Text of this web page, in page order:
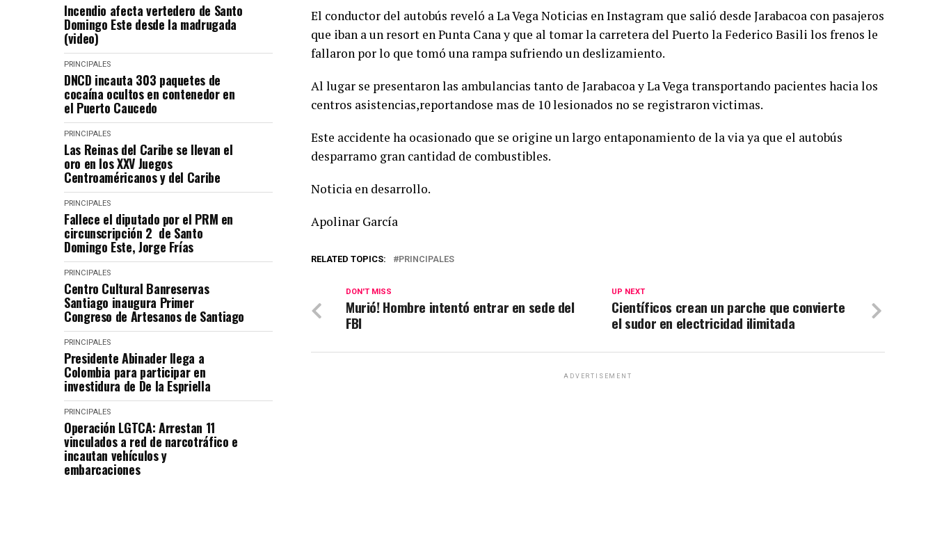
Incendio afecta vertedero de Santo
Domingo Este desde la madrugada
(video)
PRINCIPALES
DNCD incauta 303 paquetes de
cocaína ocultos en contenedor en
el Puerto Caucedo
PRINCIPALES
Las Reinas del Caribe se llevan el
oro en los XXV Juegos
Centroaméricanos y del Caribe
PRINCIPALES
Fallece el diputado por el PRM en
circunscripción 2 de Santo
Domingo Este, Jorge Frías
PRINCIPALES
Centro Cultural Banreservas
Santiago inaugura Primer
Congreso de Artesanos de Santiago
PRINCIPALES
Presidente Abinader llega a
Colombia para participar en
investidura de De la Espriella
PRINCIPALES
Operación LGTCA: Arrestan 11
vinculados a red de narcotráfico e
incautan vehículos y
embarcaciones
El conductor del autobús reveló a La Vega Noticias en Instagram que salió desde Jarabacoa con pasajeros
que iban a un resort en Punta Cana y que al tomar la carretera del Puerto la Federico Basili los frenos le
fallaron por lo que tomó una rampa sufriendo un deslizamiento.
Al lugar se presentaron las ambulancias tanto de Jarabacoa y La Vega transportando pacientes hacia los
centros asistencias,reportandose mas de 10 lesionados no se registraron victimas.
Este accidente ha ocasionado que se origine un largo entaponamiento de la via ya que el autobús
desparramo gran cantidad de combustibles.
Noticia en desarrollo.
Apolinar García
RELATED TOPICS: PRINCIPALES
UP NEXT
Científicos crean un parche que convierte
el sudor en electricidad ilimitada
DON'T MISS
Murió! Hombre intentó entrar en sede del
FBI
ADVERTISEMENT